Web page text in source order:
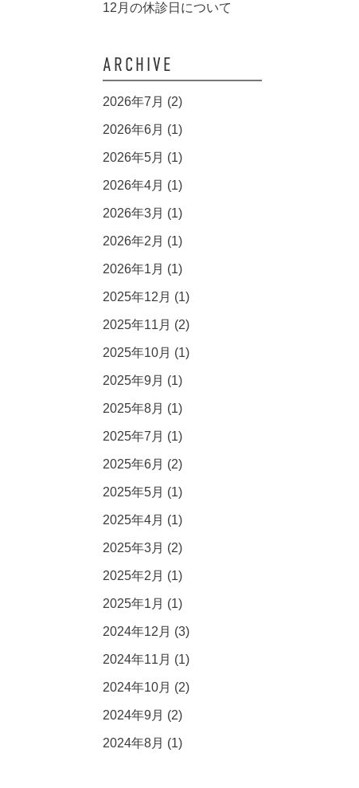
12月の休診日について
ARCHIVE
2026年7月 (2)
2026年6月 (1)
2026年5月 (1)
2026年4月 (1)
2026年3月 (1)
2026年2月 (1)
2026年1月 (1)
2025年12月 (1)
2025年11月 (2)
2025年10月 (1)
2025年9月 (1)
2025年8月 (1)
2025年7月 (1)
2025年6月 (2)
2025年5月 (1)
2025年4月 (1)
2025年3月 (2)
2025年2月 (1)
2025年1月 (1)
2024年12月 (3)
2024年11月 (1)
2024年10月 (2)
2024年9月 (2)
2024年8月 (1)